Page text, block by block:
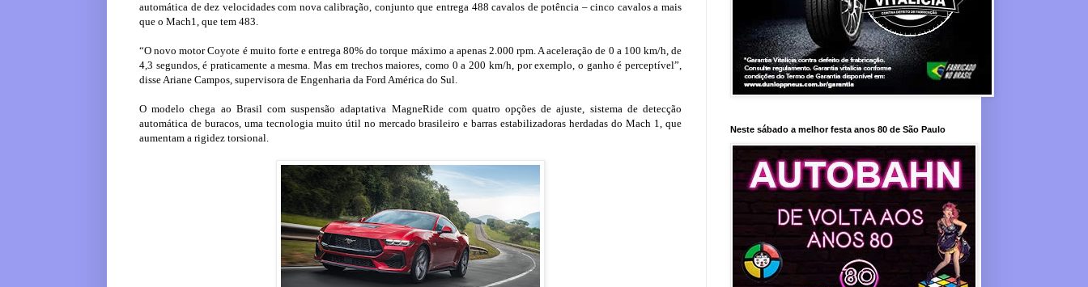
automática de dez velocidades com nova calibração, conjunto que entrega 488 cavalos de potência – cinco cavalos a mais
que o Mach1, que tem 483.
“O novo motor Coyote é muito forte e entrega 80% do torque máximo a apenas 2.000 rpm. A aceleração de 0 a 100 km/h, de
4,3 segundos, é praticamente a mesma. Mas em trechos maiores, como 0 a 200 km/h, por exemplo, o ganho é perceptível”,
disse Ariane Campos, supervisora de Engenharia da Ford América do Sul.
O modelo chega ao Brasil com suspensão adaptativa MagneRide com quatro opções de ajuste, sistema de detecção
automática de buracos, uma tecnologia muito útil no mercado brasileiro e barras estabilizadoras herdadas do Mach 1, que
aumentam a rigidez torsional.
Neste sábado a melhor festa anos 80 de São Paulo